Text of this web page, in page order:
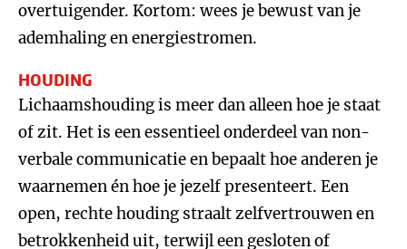
overtuigender. Kortom: wees je bewust van je
ademhaling en energiestromen.
HOUDING
Lichaamshouding is meer dan alleen hoe je staat
of zit. Het is een essentieel onderdeel van non-
verbale communicatie en bepaalt hoe anderen je
waarnemen én hoe je jezelf presenteert. Een
open, rechte houding straalt zelfvertrouwen en
betrokkenheid uit, terwijl een gesloten of